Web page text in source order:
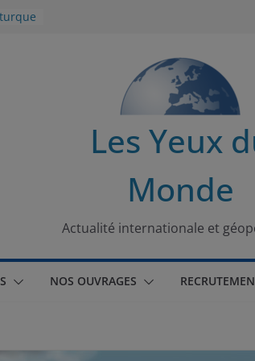
Les Yeux
Monde
Actualité internationale et
NOS OUVRAGES